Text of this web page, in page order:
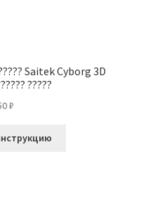
Saitek Cyborg 3D
?????
₽